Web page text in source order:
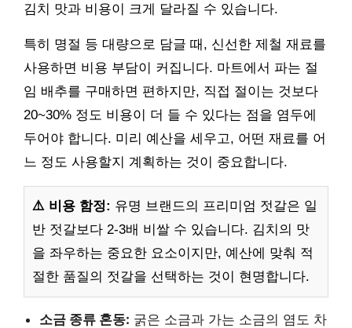
김치 맛과 비용이 크게 달라질 수 있습니다.
특히 명절 등 대량으로 담글 때, 신선한 제철 재료를
사용하면 비용 부담이 커집니다. 마트에서 파는 절
임 배추를 구매하면 편하지만, 직접 절이는 것보다
20~30% 정도 비용이 더 들 수 있다는 점을 염두에
두어야 합니다. 미리 예산을 세우고, 어떤 재료를 어
느 정도 사용할지 계획하는 것이 중요합니다.
⚠️ 비용 함정: 유명 브랜드의 프리미엄 젓갈은 일
반 젓갈보다 2-3배 비쌀 수 있습니다. 김치의 맛
을 좌우하는 중요한 요소이지만, 예산에 맞춰 적
절한 품질의 젓갈을 선택하는 것이 현명합니다.
소금 종류 혼동: 굵은 소금과 가는 소금의 염도 차